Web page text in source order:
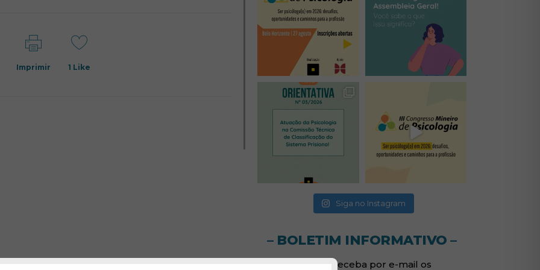
Imprimir 1 Like
(abre em nova janela)
Siga no Instagram(abre em nova janela)
– BOLETIM INFORMATIVO –
Assine e receba por e-mail os